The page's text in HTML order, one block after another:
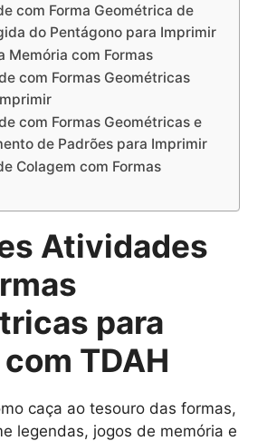
com Forma Geométrica de
do Pentágono para Imprimir
Memória com Formas
com Formas Geométricas
com Formas Geométricas e
de Padrões para Imprimir
Colagem com Formas
Atividades
para
TDAH
caça ao tesouro das formas,
legendas, jogos de memória e